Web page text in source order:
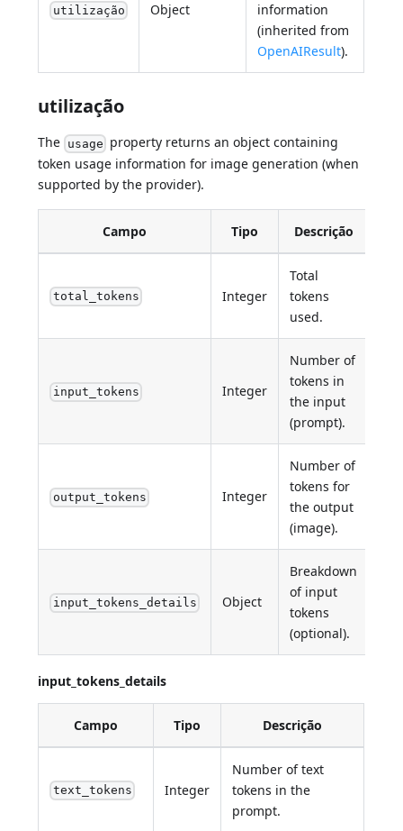
utilização Object
information
(inherited from
OpenAIResult).
utilização
The usage property returns an object containing
token usage information for image generation (when
supported by the provider).
Campo Tipo Descrição
total_tokens Integer
Total
tokens
used.
input_tokens Integer
Number of
tokens in
the input
(prompt).
output_tokens Integer
Number of
tokens for
the output
(image).
input_tokens_details Object
Breakdown
of input
tokens
(optional).
input_tokens_details
Campo Tipo Descrição
text_tokens Integer
Number of text
tokens in the
prompt.